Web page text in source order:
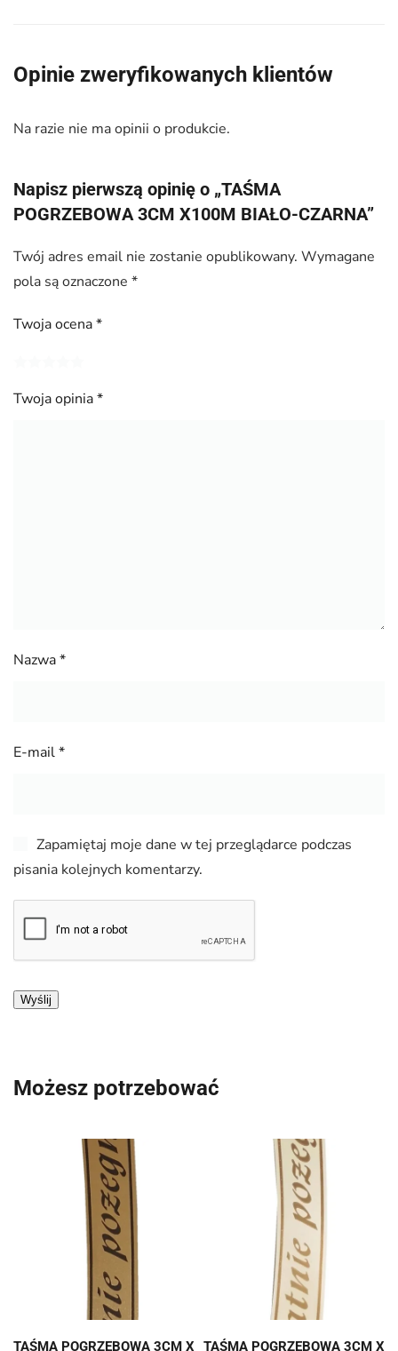
Opinie zweryfikowanych klientów
Na razie nie ma opinii o produkcie.
Napisz pierwszą opinię o „TAŚMA
POGRZEBOWA 3CM X100M BIAŁO-CZARNA”
Twój adres email nie zostanie opublikowany. Wymagane
pola są oznaczone *
Twoja ocena*
Twoja opinia*
Nazwa*
E-mail*
Zapamiętaj moje dane w tej przeglądarce podczas
pisania kolejnych komentarzy.
Możesz potrzebować
TAŚMA POGRZEBOWA 3CM X TAŚMA POGRZEBOWA 3CM X